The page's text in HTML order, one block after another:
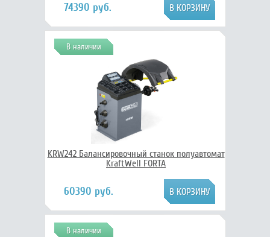
74390 руб.
В наличии
KRW242 Балансировочный станок полуавтомат
KraftWell FORTA
60390 руб.
В наличии